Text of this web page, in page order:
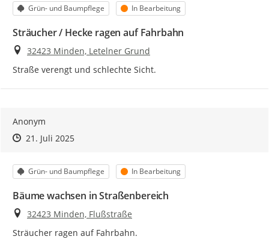
Kategorie
Grün- und Baumpflege Status
In Bearbeitung
Sträucher / Hecke ragen auf Fahrbahn
Ort
32423 Minden, Letelner Grund
Straße verengt und schlechte Sicht.
Anonym
Zeitpunkt des Erstellens
Zeitpunkt des Erstellens
21. Juli 2025Zur Äußerung
Kategorie
Grün- und Baumpflege Status
In Bearbeitung
Bäume wachsen in Straßenbereich
Ort
32423 Minden, Flußstraße
Sträucher ragen auf Fahrbahn.